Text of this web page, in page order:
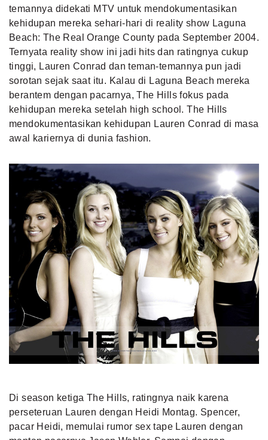
temannya didekati MTV untuk mendokumentasikan
kehidupan mereka sehari-hari di reality show Laguna
Beach: The Real Orange County pada September 2004.
Ternyata reality show ini jadi hits dan ratingnya cukup
tinggi, Lauren Conrad dan teman-temannya pun jadi
sorotan sejak saat itu. Kalau di Laguna Beach mereka
berantem dengan pacarnya, The Hills fokus pada
kehidupan mereka setelah high school. The Hills
mendokumentasikan kehidupan Lauren Conrad di masa
awal kariernya di dunia fashion.
Di season ketiga The Hills, ratingnya naik karena
perseteruan Lauren dengan Heidi Montag. Spencer,
pacar Heidi, memulai rumor sex tape Lauren dengan